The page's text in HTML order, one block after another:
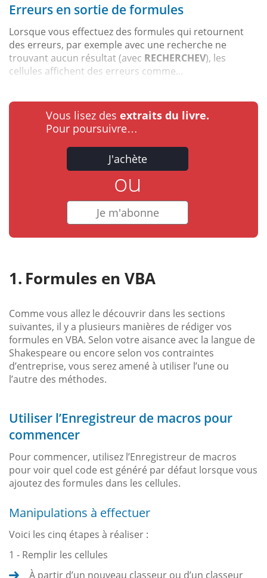
Erreurs en sortie de formules
Lorsque vous effectuez des formules qui retournent
des erreurs, par exemple avec une recherche ne
trouvant aucun résultat (avec RECHERCHEV), les
cellules affichent des erreurs comme...
Vous lisez des extraits du livre.
Pour poursuivre…
J'achète
ou
Je m'abonne
Formules en VBA
Comme vous allez le découvrir dans les sections
suivantes, il y a plusieurs manières de rédiger vos
formules en VBA. Selon votre aisance avec la langue de
Shakespeare ou encore selon vos contraintes
d’entreprise, vous serez amené à utiliser l’une ou
l’autre des méthodes.
Utiliser l’Enregistreur de macros pour
commencer
Pour commencer, utilisez l’Enregistreur de macros
pour voir quel code est généré par défaut lorsque vous
ajoutez des formules dans les cellules.
Manipulations à effectuer
Voici les cinq étapes à réaliser :
1 - Remplir les cellules
À partir d’un nouveau classeur ou d’un classeur